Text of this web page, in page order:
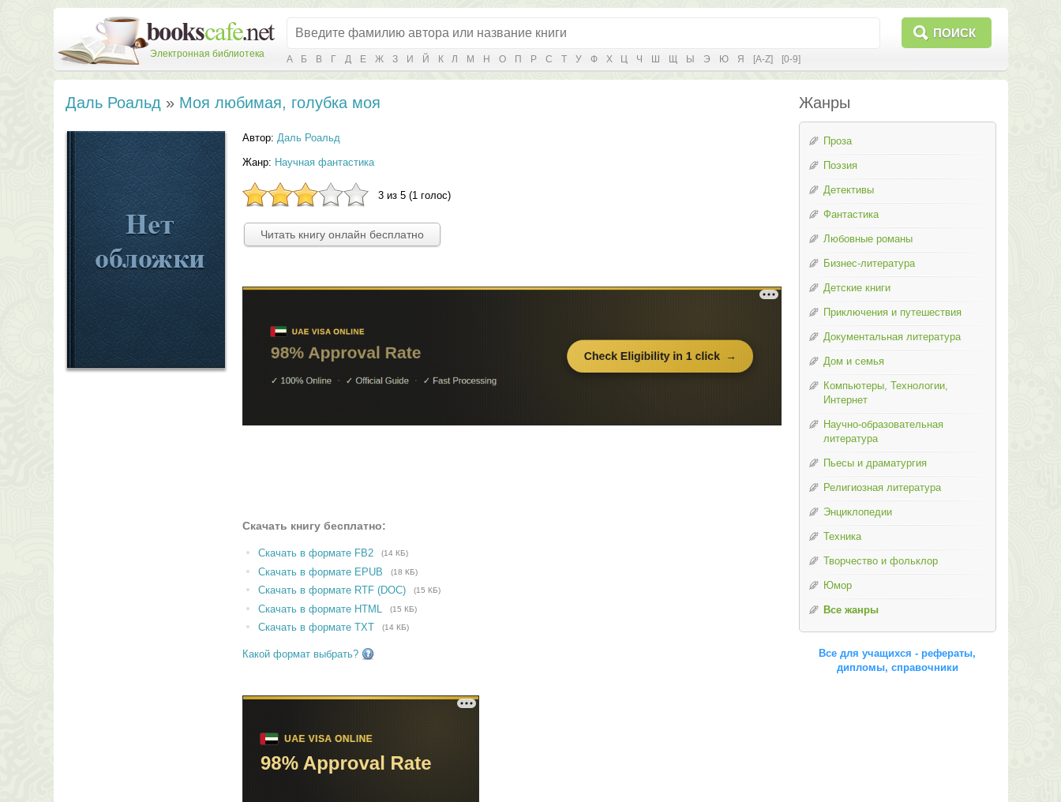
Электронная библиотека
ПОИСК
А Б В Г Д Е Ж З И Й К Л М Н О П Р С Т У Ф Х Ц Ч Ш Щ Ы Э Ю Я [A-Z] [0-9]
Даль Роальд » Моя любимая, голубка моя
Автор: Даль Роальд
Жанр: Научная фантастика
3 из 5 (1 голос)
Читать книгу онлайн бесплатно
Скачать книгу бесплатно:
Скачать в формате FB2 (14 КБ)
Скачать в формате EPUB (18 КБ)
Скачать в формате RTF (DOC) (15 КБ)
Скачать в формате HTML (15 КБ)
Скачать в формате TXT (14 КБ)
Какой формат выбрать?
Жанры
Проза
Поэзия
Детективы
Фантастика
Любовные романы
Бизнес-литература
Детские книги
Приключения и путешествия
Документальная литература
Дом и семья
Компьютеры, Технологии,
Интернет
Научно-образовательная
литература
Пьесы и драматургия
Религиозная литература
Энциклопедии
Техника
Творчество и фольклор
Юмор
Все жанры
Все для учащихся - рефераты,
дипломы, справочники